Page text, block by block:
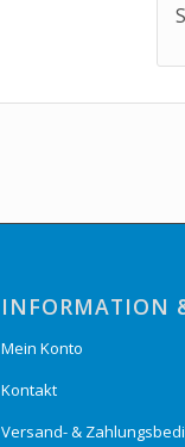
INFORMATION
Mein Konto
Kontakt
Versand- &